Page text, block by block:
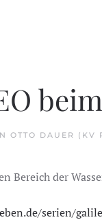
OTTO DAUER (KV
Bereich der
serien/